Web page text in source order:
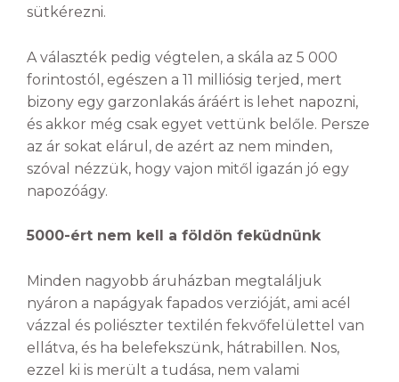
sütkérezni.
A választék pedig végtelen, a skála az 5 000
forintostól, egészen a 11 milliósig terjed, mert
bizony egy garzonlakás áráért is lehet napozni,
és akkor még csak egyet vettünk belőle. Persze
az ár sokat elárul, de azért az nem minden,
szóval nézzük, hogy vajon mitől igazán jó egy
napozóágy.
5000-ért nem kell a földön feküdnünk
Minden nagyobb áruházban megtaláljuk
nyáron a napágyak fapados verzióját, ami acél
vázzal és poliészter textilén fekvőfelülettel van
ellátva, és ha belefekszünk, hátrabillen. Nos,
ezzel ki is merült a tudása, nem valami